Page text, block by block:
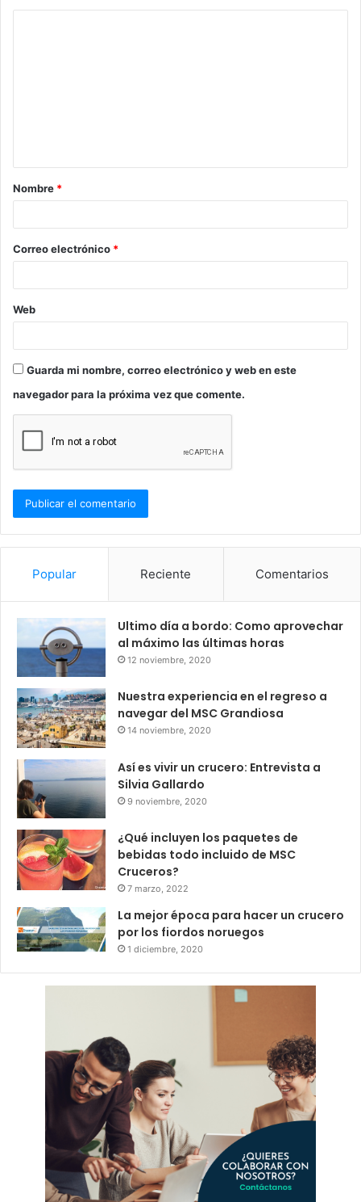
a
r
*
Nombre *
Correo electrónico *
Web
Guarda mi nombre, correo electrónico y web en este
navegador para la próxima vez que comente.
Popular Reciente Comentarios
Ultimo día a bordo: Como aprovechar
al máximo las últimas horas
12 noviembre, 2020
Nuestra experiencia en el regreso a
navegar del MSC Grandiosa
14 noviembre, 2020
Así es vivir un crucero: Entrevista a
Silvia Gallardo
9 noviembre, 2020
¿Qué incluyen los paquetes de
bebidas todo incluido de MSC
Cruceros?
7 marzo, 2022
La mejor época para hacer un crucero
por los fiordos noruegos
1 diciembre, 2020